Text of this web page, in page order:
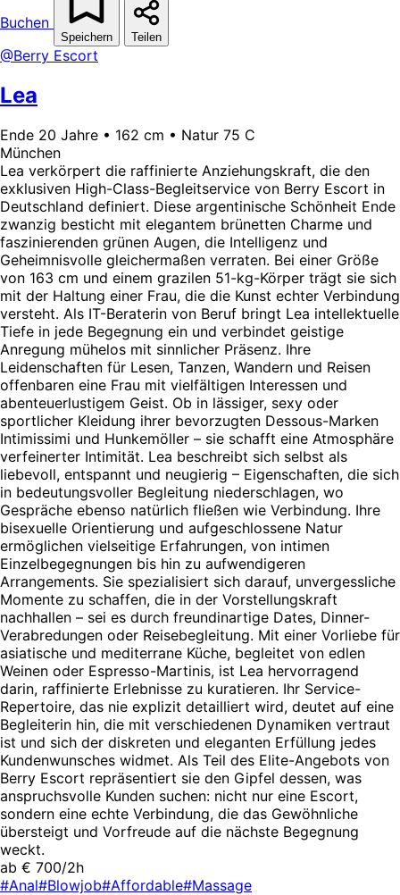
Buchen
Speichern Teilen
@Berry Escort
Lea
Ende 20 Jahre • 162 cm • Natur 75 C
München
Lea verkörpert die raffinierte Anziehungskraft, die den
exklusiven High-Class-Begleitservice von Berry Escort in
Deutschland definiert. Diese argentinische Schönheit Ende
zwanzig besticht mit elegantem brünetten Charme und
faszinierenden grünen Augen, die Intelligenz und
Geheimnisvolle gleichermaßen verraten. Bei einer Größe
von 163 cm und einem grazilen 51-kg-Körper trägt sie sich
mit der Haltung einer Frau, die die Kunst echter Verbindung
versteht. Als IT-Beraterin von Beruf bringt Lea intellektuelle
Tiefe in jede Begegnung ein und verbindet geistige
Anregung mühelos mit sinnlicher Präsenz. Ihre
Leidenschaften für Lesen, Tanzen, Wandern und Reisen
offenbaren eine Frau mit vielfältigen Interessen und
abenteuerlustigem Geist. Ob in lässiger, sexy oder
sportlicher Kleidung ihrer bevorzugten Dessous-Marken
Intimissimi und Hunkemöller – sie schafft eine Atmosphäre
verfeinerter Intimität. Lea beschreibt sich selbst als
liebevoll, entspannt und neugierig – Eigenschaften, die sich
in bedeutungsvoller Begleitung niederschlagen, wo
Gespräche ebenso natürlich fließen wie Verbindung. Ihre
bisexuelle Orientierung und aufgeschlossene Natur
ermöglichen vielseitige Erfahrungen, von intimen
Einzelbegegnungen bis hin zu aufwendigeren
Arrangements. Sie spezialisiert sich darauf, unvergessliche
Momente zu schaffen, die in der Vorstellungskraft
nachhallen – sei es durch freundinartige Dates, Dinner-
Verabredungen oder Reisebegleitung. Mit einer Vorliebe für
asiatische und mediterrane Küche, begleitet von edlen
Weinen oder Espresso-Martinis, ist Lea hervorragend
darin, raffinierte Erlebnisse zu kuratieren. Ihr Service-
Repertoire, das nie explizit detailliert wird, deutet auf eine
Begleiterin hin, die mit verschiedenen Dynamiken vertraut
ist und sich der diskreten und eleganten Erfüllung jedes
Kundenwunsches widmet. Als Teil des Elite-Angebots von
Berry Escort repräsentiert sie den Gipfel dessen, was
anspruchsvolle Kunden suchen: nicht nur eine Escort,
sondern eine echte Verbindung, die das Gewöhnliche
übersteigt und Vorfreude auf die nächste Begegnung
weckt.
ab € 700/2h
#Anal#Blowjob#Affordable#Massage